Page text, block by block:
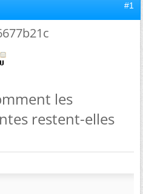
#1
les
restent-elles